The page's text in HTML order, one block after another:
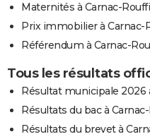
Maternités à Carnac-
Prix immobilier à Carnac-
Référendum à Carnac-
Tous les résultats
Résultat municipale 2026
Résultats du bac à
Résultats du brevet à